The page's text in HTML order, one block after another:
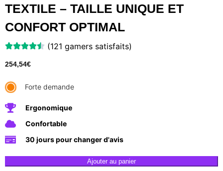
TEXTILE – TAILLE UNIQUE ET
CONFORT OPTIMAL
(121 gamers satisfaits)
254,54€
Forte demande
Ergonomique
Confortable
30 jours pour changer d'avis
Ajouter au panier